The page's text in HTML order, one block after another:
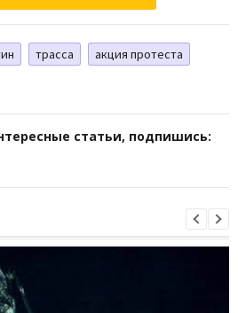
трасса
акция протеста
статьи, подпишись: